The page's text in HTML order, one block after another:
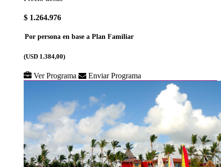
$ 1.264.976
Por persona en base a Plan Familiar
(USD 1.384,00)
Ver Programa Enviar Programa